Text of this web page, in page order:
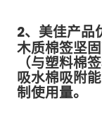
2、美佳产品
木质棉签坚
（与塑料棉
吸水棉吸附
制使用量。